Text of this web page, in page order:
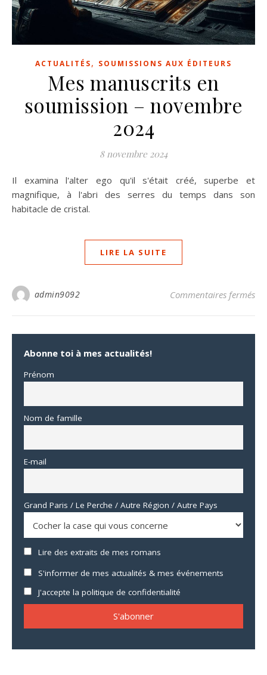
ACTUALITÉS, SOUMISSIONS AUX ÉDITEURS
Mes manuscrits en
soumission – novembre
2024
8 novembre 2024
Il examina l'alter ego qu'il s'était créé, superbe et
magnifique, à l'abri des serres du temps dans son
habitacle de cristal.
LIRE LA SUITE
admin9092 Commentaires fermés
Abonne toi à mes actualités!
Prénom
Nom de famille
E-mail
Grand Paris / Le Perche / Autre Région / Autre Pays
Lire des extraits de mes romans
S'informer de mes actualités & mes événements
J'accepte la politique de confidentialité